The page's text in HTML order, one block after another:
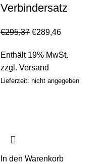
Verbindersatz
€295,37 €289,46
Enthält 19% MwSt.
zzgl. Versand
Lieferzeit: nicht angegeben
In den Warenkorb